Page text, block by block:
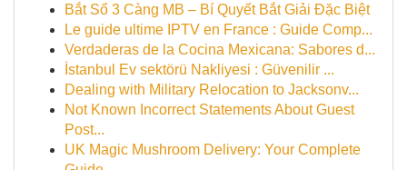
Bắt Sổ 3 Càng MB – Bí Quyết Bắt Giải Đặc Biệt
Le guide ultime IPTV en France : Guide Comp...
Verdaderas de la Cocina Mexicana: Sabores d...
İstanbul Ev sektörü Nakliyesi : Güvenilir ...
Dealing with Military Relocation to Jacksonv...
Not Known Incorrect Statements About Guest
Post...
UK Magic Mushroom Delivery: Your Complete